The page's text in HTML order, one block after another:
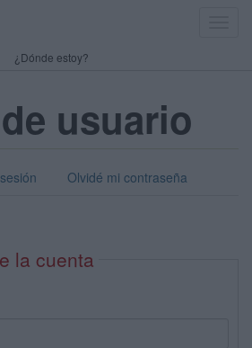
¿Dónde estoy?
usuario
Olvidé mi contraseña
la cuenta